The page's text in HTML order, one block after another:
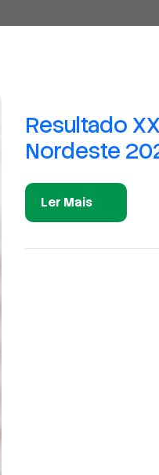
Resultado
Nordeste
Ler Mais